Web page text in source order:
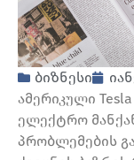
ბიზნესი
ამერიკული
ელექტრო
პრობლემების